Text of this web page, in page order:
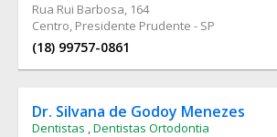
Rua Rui Barbosa, 164
Centro, Presidente Prudente - SP
(18) 99757-0861
Dr. Silvana de Godoy Menezes
Dentistas ,Dentistas Ortodontia